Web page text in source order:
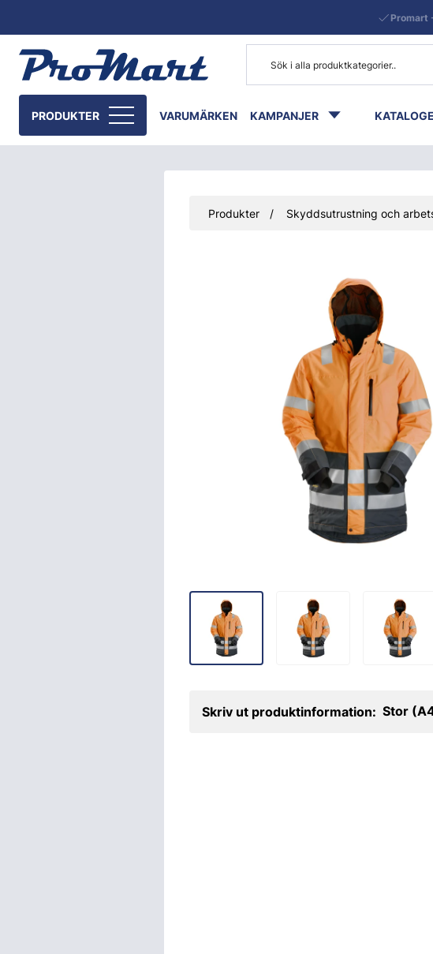
PRODUKTER VARUMÄRKEN KAMPANJER
Promart
Produkter Skyddsutrustning och
Skriv ut produktinformation: Stor